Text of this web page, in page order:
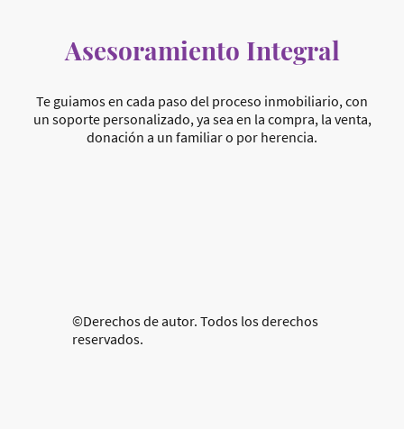
Asesoramiento Integral
Te guiamos en cada paso del proceso inmobiliario, con
un soporte personalizado, ya sea en la compra, la venta,
donación a un familiar o por herencia.
©Derechos de autor. Todos los derechos
reservados.